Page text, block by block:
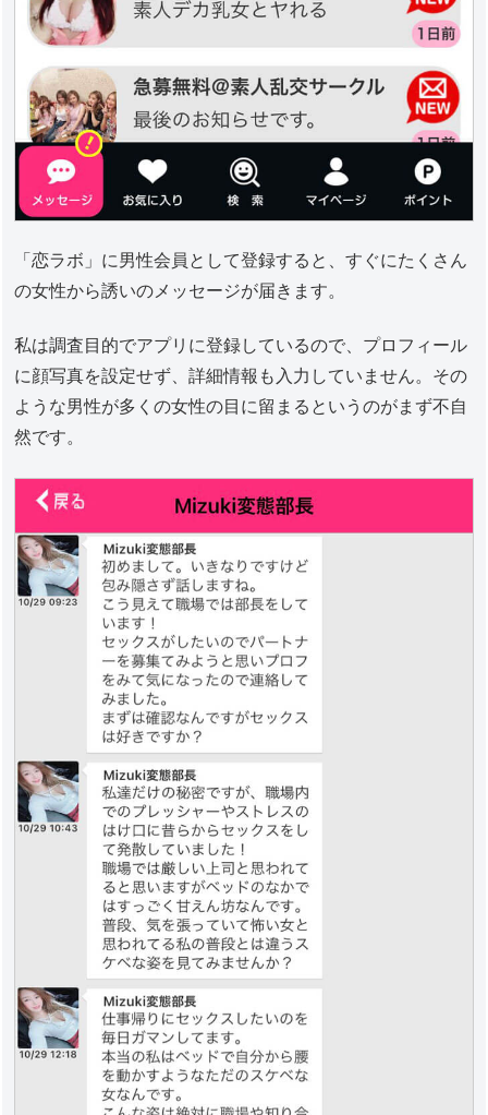
「恋ラボ」に男性会員として登録すると、すぐにたくさん
の女性から誘いのメッセージが届きます。
私は調査目的でアプリに登録しているので、プロフィール
に顔写真を設定せず、詳細情報も入力していません。その
ような男性が多くの女性の目に留まるというのがまず不自
然です。